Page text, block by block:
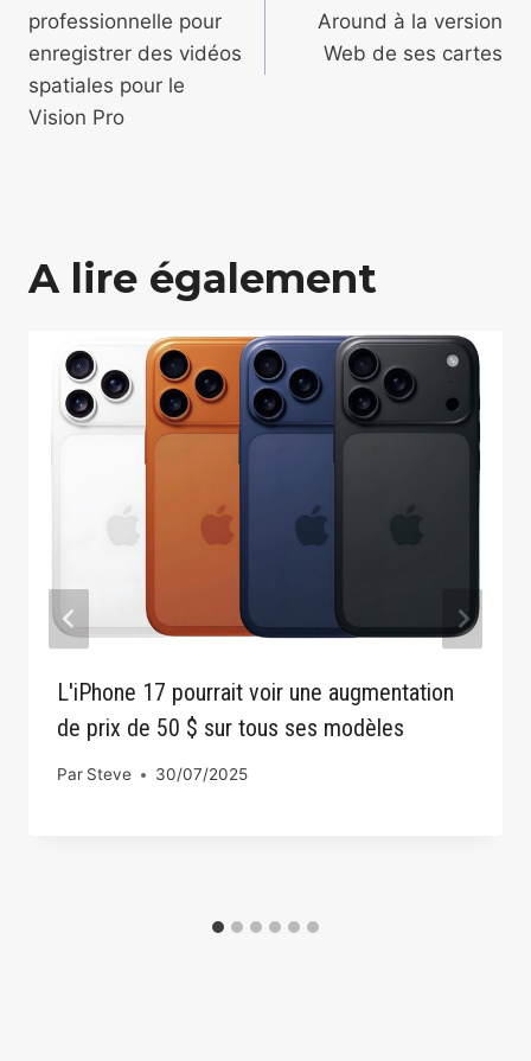
l’article
professionnelle pour
enregistrer des vidéos
spatiales pour le
Vision Pro
Around à la version
Web de ses cartes
A lire également
L'iPhone 17 pourrait voir une augmentation
de prix de 50 $ sur tous ses modèles
Par Steve 30/07/2025